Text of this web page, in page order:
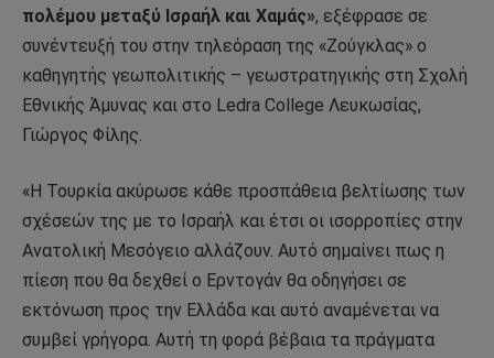
πολέμου μεταξύ Ισραήλ και Χαμάς», εξέφρασε σε
συνέντευξή του στην τηλεόραση της «Ζούγκλας» ο
καθηγητής γεωπολιτικής – γεωστρατηγικής στη Σχολή
Εθνικής Άμυνας και στο Ledra College Λευκωσίας,
Γιώργος Φίλης.
«Η Τουρκία ακύρωσε κάθε προσπάθεια βελτίωσης των
σχέσεών της με το Ισραήλ και έτσι οι ισορροπίες στην
Ανατολική Μεσόγειο αλλάζουν. Αυτό σημαίνει πως η
πίεση που θα δεχθεί ο Ερντογάν θα οδηγήσει σε
εκτόνωση προς την Ελλάδα και αυτό αναμένεται να
συμβεί γρήγορα. Αυτή τη φορά βέβαια τα πράγματα